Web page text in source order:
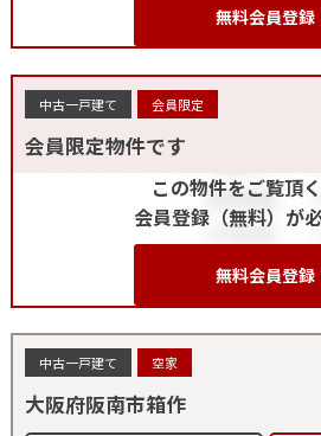
無料会員登録
中古一戸建て 会員限定
会員限定物件です
この物件をご覧頂く
会員登録（無料）が必
無料会員登録
中古一戸建て 空家
大阪府阪南市箱作